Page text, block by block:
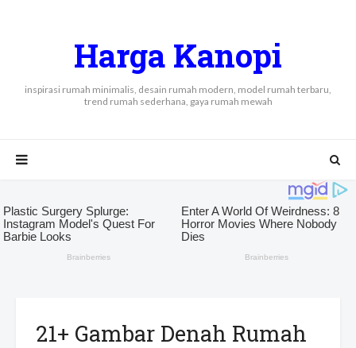
Harga Kanopi
inspirasi rumah minimalis, desain rumah modern, model rumah terbaru,
trend rumah sederhana, gaya rumah mewah
21+ Gambar Denah Rumah